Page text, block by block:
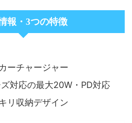
報・3つの特徴
ーチャージャー
対応の最大20W・PD対応
リ収納デザイン